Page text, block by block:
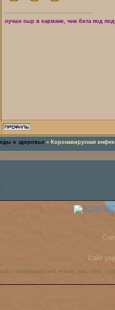
лучше сыр в кармане, чем бита под
о здоровье » Коронавирусная
Сайт
стаффордширский терьер, амстафф,